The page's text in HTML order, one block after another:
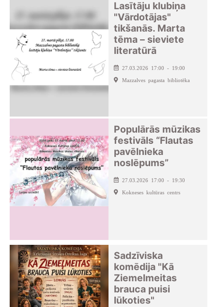
Lasītāju klubiņa
"Vārdotājas"
tikšanās. Marta
tēma – sieviete
literatūrā
27.03.2026 17:00 - 19:00
Mazzalves pagasta bibliotēka
Populārās mūzikas
festivāls “Flautas
pavēlnieka
noslēpums”
27.03.2026 17:00 - 19:30
Kokneses kultūras centrs
Sadzīviska
komēdija "Kā
Ziemelmeitas
brauca puisi
lūkoties"